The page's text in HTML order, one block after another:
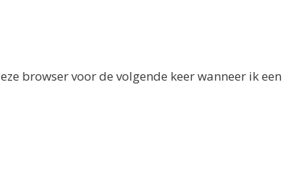
browser voor de volgende keer wanneer ik een